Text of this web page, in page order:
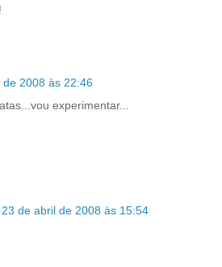
de 2008 às 22:46
experimentar...
23 de abril de 2008 às 15:54